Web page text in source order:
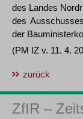
des Landes
des
der
(PM IZ v. 11. 4.
zurück
ZfIR –